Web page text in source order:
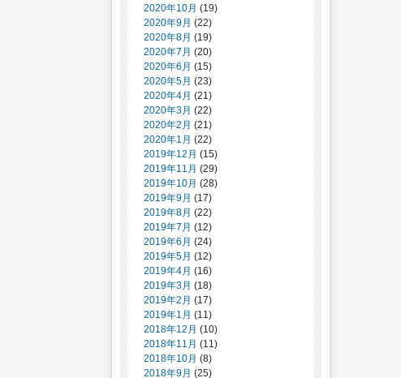
2020年10月 (19)
2020年9月 (22)
2020年8月 (19)
2020年7月 (20)
2020年6月 (15)
2020年5月 (23)
2020年4月 (21)
2020年3月 (22)
2020年2月 (21)
2020年1月 (22)
2019年12月 (15)
2019年11月 (29)
2019年10月 (28)
2019年9月 (17)
2019年8月 (22)
2019年7月 (12)
2019年6月 (24)
2019年5月 (12)
2019年4月 (16)
2019年3月 (18)
2019年2月 (17)
2019年1月 (11)
2018年12月 (10)
2018年11月 (11)
2018年10月 (8)
2018年9月 (25)